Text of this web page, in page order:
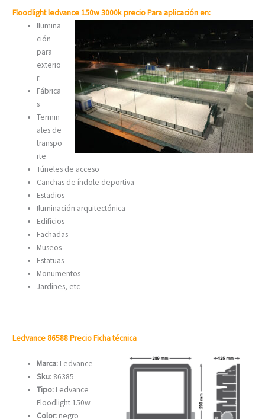
Floodlight ledvance 150w 3000k precio Para aplicación en:
Ilumina
ción
para
exterio
r:
Fábrica
s
Termin
ales de
transpo
rte
Túneles de acceso
Canchas de índole deportiva
Estadios
Iluminación arquitectónica
Edificios
Fachadas
Museos
Estatuas
Monumentos
Jardines, etc
Ledvance 86588 Precio Ficha técnica
Marca: Ledvance
Sku: 86385
Tipo: Ledvance
Floodlight 150w
Color: negro